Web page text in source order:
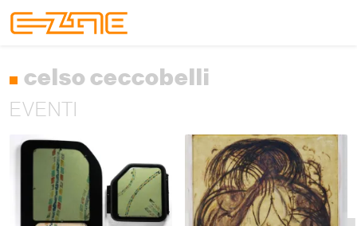
celso ceccobelli
EVENTI